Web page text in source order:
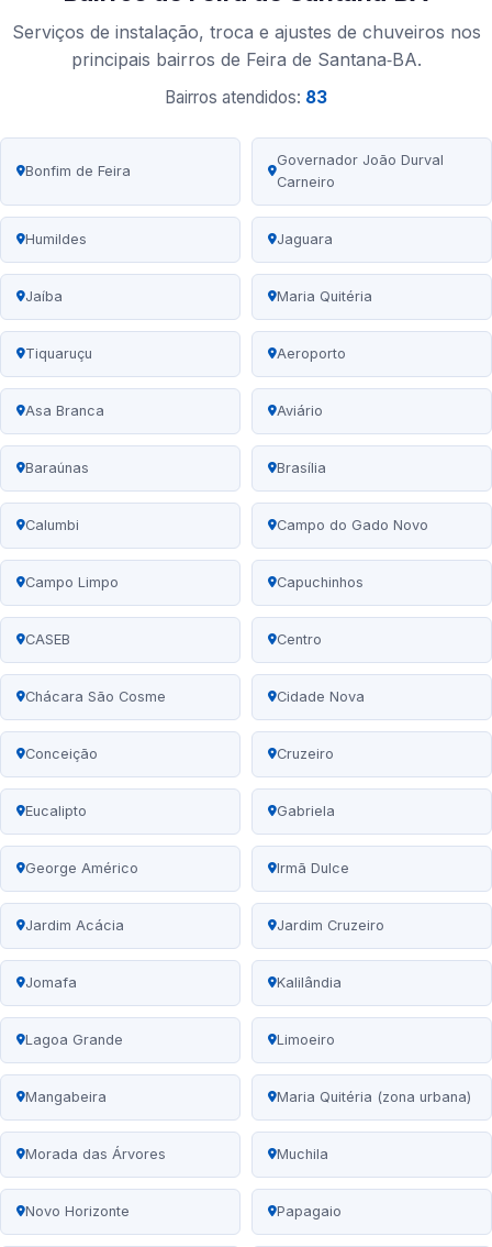
Serviços de instalação, troca e ajustes de chuveiros nos
principais bairros de Feira de Santana‑BA.
Bairros atendidos: 83
Bonfim de Feira
Governador João Durval
Carneiro
Humildes Jaguara
Jaíba Maria Quitéria
Tiquaruçu Aeroporto
Asa Branca Aviário
Baraúnas Brasília
Calumbi Campo do Gado Novo
Campo Limpo Capuchinhos
CASEB Centro
Chácara São Cosme Cidade Nova
Conceição Cruzeiro
Eucalipto Gabriela
George Américo Irmã Dulce
Jardim Acácia Jardim Cruzeiro
Jomafa Kalilândia
Lagoa Grande Limoeiro
Mangabeira Maria Quitéria (zona urbana)
Morada das Árvores Muchila
Novo Horizonte Papagaio